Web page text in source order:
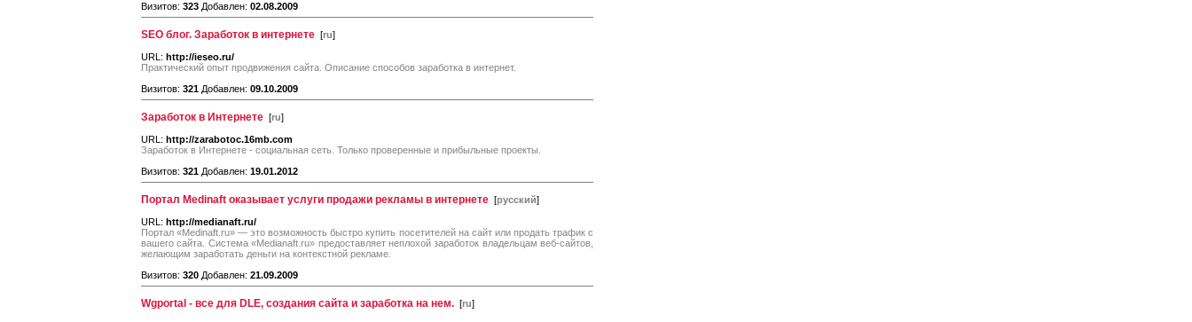
Визитов: 323 Добавлен: 02.08.2009
SEO блог. Заработок в интернете [ru]
URL: http://ieseo.ru/
Практический опыт продвижения сайта. Описание способов заработка в интернет.
Визитов: 321 Добавлен: 09.10.2009
Заработок в Интернете [ru]
URL: http://zarabotoc.16mb.com
Заработок в Интернете - социальная сеть. Только проверенные и прибыльные проекты.
Визитов: 321 Добавлен: 19.01.2012
Портал Medinaft оказывает услуги продажи рекламы в интернете [русский]
URL: http://medianaft.ru/
Портал «Medinaft.ru» — это возможность быстро купить посетителей на сайт или продать трафик с
вашего сайта. Система «Medianaft.ru» предоставляет неплохой заработок владельцам веб-сайтов,
желающим заработать деньги на контекстной рекламе.
Визитов: 320 Добавлен: 21.09.2009
Wgportal - все для DLE, создания сайта и заработка на нем. [ru]